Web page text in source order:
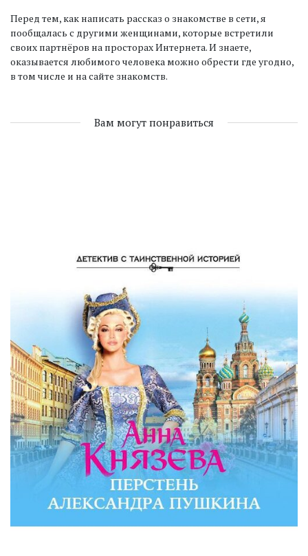
Перед тем, как написать рассказ о знакомстве в сети, я
пообщалась с другими женщинами, которые встретили
своих партнёров на просторах Интернета. И знаете,
оказывается любимого человека можно обрести где угодно,
в том числе и на сайте знакомств.
Вам могут понравиться